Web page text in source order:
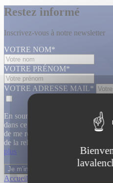
Restez informé
Inscrivez-vous à notre newsletter
VOTRE NOM*
VOTRE PRÉNOM*
VOTRE ADRESSE MAIL*
En soumettant ce formulaire,
dans ce formulaire soient utilisées,
de me recontacter, pour
de la relation commerciale qui
plus
Accueil